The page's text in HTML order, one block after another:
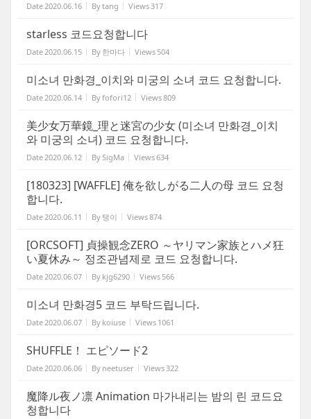
Date2020.06.16 Bytang Views317
starless 코드요청합니다
Date2020.06.15 By 한마다 Views 504
미소녀 만화경_이치와 미궁의 소녀 코드 요청합니다.
Date2020.06.14 Byfofori12 Views809
美少女万華鏡_理と迷宮の少女 (미소녀 만화경_이치
와 미궁의 소녀) 코드 요청합니다.
Date2020.06.12 BySigMa Views634
[180323] [WAFFLE] 俺を欲しがる二人の母 코드 요청
합니다.
Date2020.06.11 By 탱이 Views874
[ORCSOFT] 貞操観念ZERO ～ヤリマン家族とハメ狂
い夏休み～ 정조관념제로 코드 요청합니다.
Date2020.06.07 By kjg6290 Views 566
미소녀 만화경5 코드 부탁드립니다.
Date2020.06.07 By koiuse Views 1061
SHUFFLE！ エピソード2
Date2020.06.06 By neetuser Views322
魔降ル夜ノ凛 Animation 마가내리는 밤의 린 코드요
청합니다